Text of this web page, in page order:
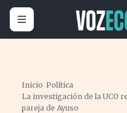
Inicio ›Política›
La investigación de la UCO
pareja de Ayuso